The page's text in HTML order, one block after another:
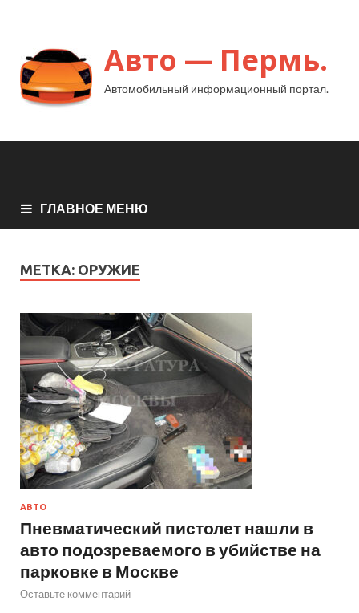
Авто — Пермь.
Автомобильный информационный портал.
ГЛАВНОЕ МЕНЮ
МЕТКА: ОРУЖИЕ
АВТО
Пневматический пистолет нашли в
авто подозреваемого в убийстве на
парковке в Москве
Оставьте комментарий